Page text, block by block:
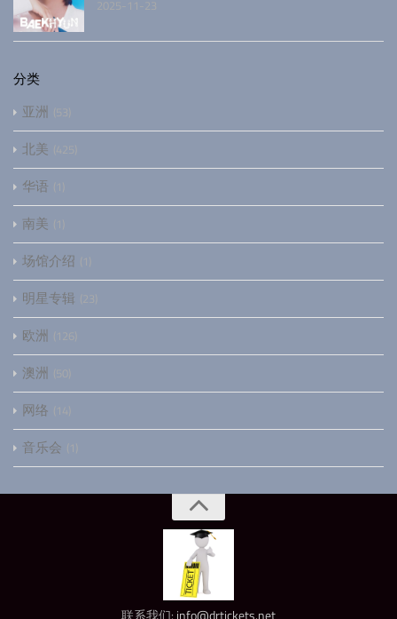
2025-11-23
分类
亚洲 53
北美 425
华语 1
南美 1
场馆介绍 1
明星专辑 23
欧洲 126
澳洲 50
网络 14
音乐会 1
联系我们: info@drtickets.net